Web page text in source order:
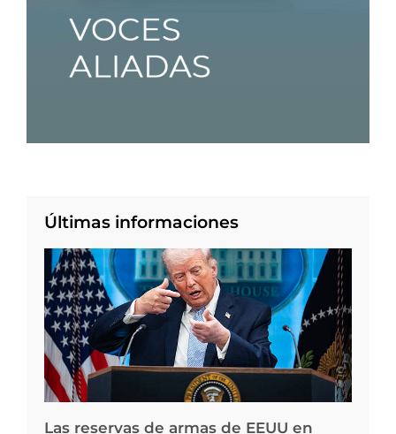
Últimas informaciones
Las reservas de armas de EEUU en